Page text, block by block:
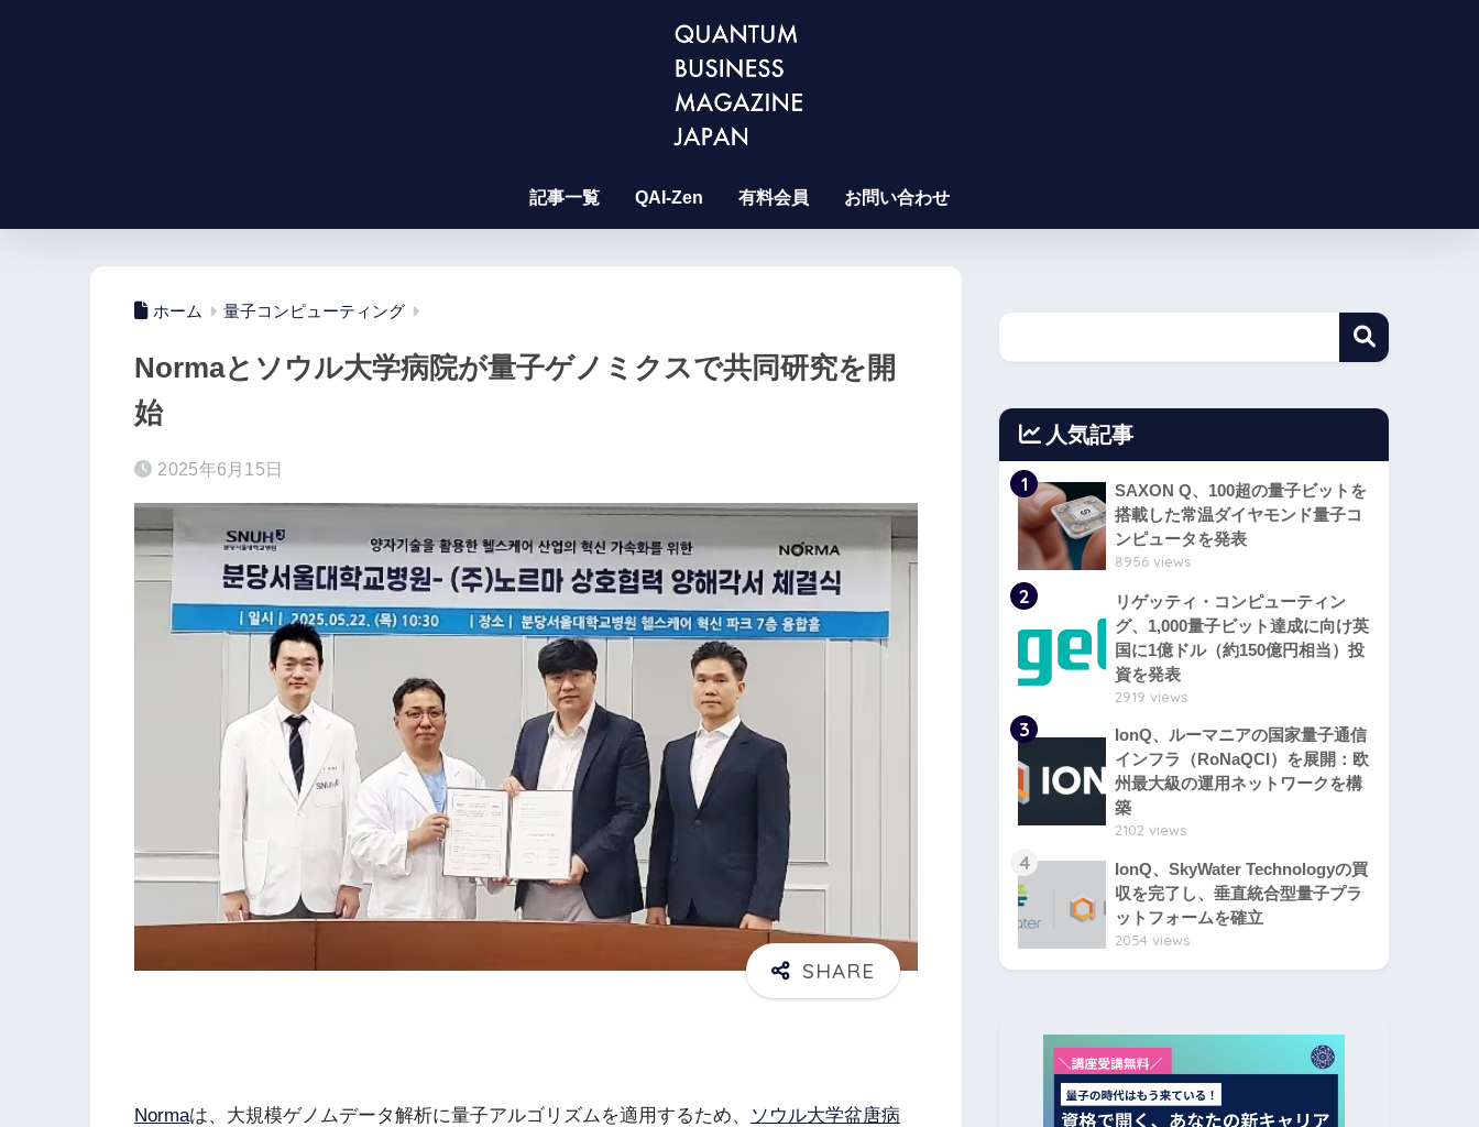
記事一覧 QAI-Zen 有料会員 お問い合わせ
ホーム 量子コンピューティング
Normaとソウル大学病院が量子ゲノミクスで共同研究を開
始
2025年6月15日
Normaは、大規模ゲノムデータ解析に量子アルゴリズムを適用するため、
ソウル大学盆唐病
人気記事
1
SAXON Q、100超の量子ビットを
搭載した常温ダイヤモンド量子コ
ンピュータを発表
8956 views
2
リゲッティ・コンピューティン
グ、1,000量子ビット達成に向け英
国に1億ドル（約150億円相当）投
資を発表
2919 views
3
IonQ、ルーマニアの国家量子通信
インフラ（RoNaQCI）を展開：欧
州最大級の運用ネットワークを構
築
2102 views
4
IonQ、SkyWater Technologyの買
収を完了し、垂直統合型量子プラ
ットフォームを確立
2054 views